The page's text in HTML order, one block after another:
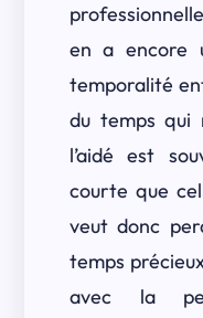
en a encore
temporalité
du temps qui
l’aidé est
courte que
veut donc
temps
avec la